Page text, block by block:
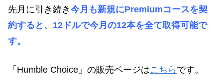
先月に引き続き 今月も新規にPremiumコースを契
約すると、12ドルで今月の12本を全て取得可能で
す。
「Humble Choice」の販売ページはこちら です。